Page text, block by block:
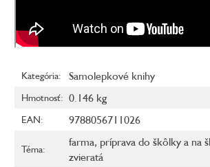
Kategória: Samolepkové knihy
Hmotnosť: 0.146 kg
EAN: 9788056711026
Téma:
farma, príprava do škôlky a na
zvieratá